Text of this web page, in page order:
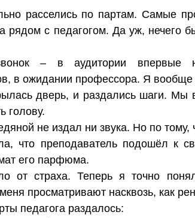
расселись по партам. Самые
рядом с педагогом. Да уж, нечего
– в аудитории впервые
в ожидании профессора. Я вообще
дверь, и раздались шаги. Мы
голову.
не издал ни звука. Но по тому,
что преподаватель подошёл к
его парфюма.
от страха. Теперь я точно
просматривают насквозь, как
педагога раздалось: